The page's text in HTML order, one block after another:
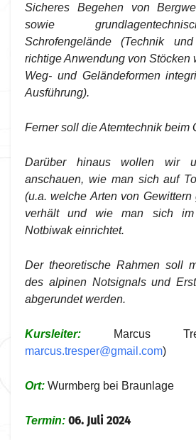
Sicheres Begehen von
sowie
Schrofengelände (Technik
richtige Anwendung von Stöcken
Weg- und Geländeformen
Ausführung).
Ferner soll die Atemtechnik beim
Darüber hinaus wollen wir
anschauen, wie man sich auf
(u.a. welche Arten von
verhält und wie man sich im
Notbiwak einrichtet.
Der theoretische Rahmen soll
des alpinen Notsignals und
abgerundet werden.
Kursleiter: Marcus
marcus.tresper@gmail.com)
Ort: Wurmberg bei Braunlage
Termin: 06. Juli 2024